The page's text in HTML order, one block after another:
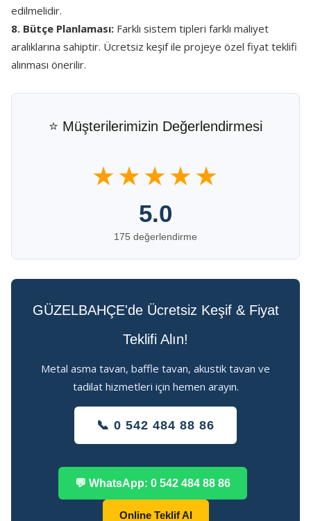
edilmelidir.
8. Bütçe Planlaması: Farklı sistem tipleri farklı maliyet
aralıklarına sahiptir. Ücretsiz keşif ile projeye özel fiyat teklifi
alınması önerilir.
⭐ Müşterilerimizin Değerlendirmesi
★★★★★
5.0
175 değerlendirme
GÜZELBAHÇE'de Ücretsiz Keşif & Fiyat
Teklifi Alın!
Metal asma tavan, baffle tavan, akustik tavan ve
tadilat hizmetleri için hemen arayın.
📞 0 542 484 88 86
💬 WhatsApp: 0 542 484 88 86
Online Teklif Al